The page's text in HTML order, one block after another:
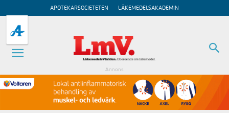
APOTEKARSOCIETETEN LÄKEMEDELSAKADEMIN
Annons